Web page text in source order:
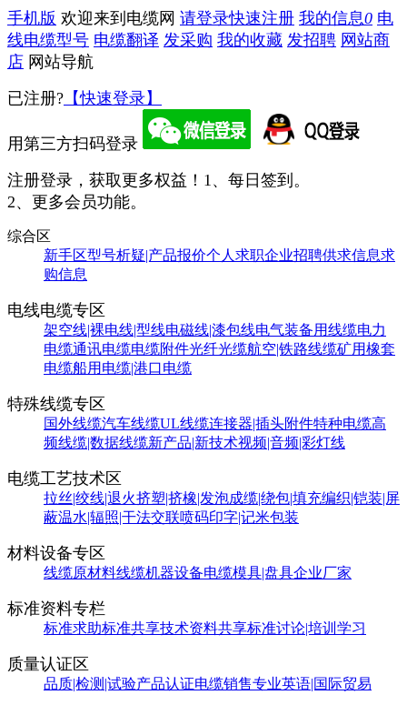
手机版 欢迎来到电缆网 请登录快速注册 我的信息0 电
线电缆型号 电缆翻译 发采购 我的收藏 发招聘 网站商
店 网站导航
已注册? 【快速登录】
用第三方扫码登录
注册登录，获取更多权益！ 1、每日签到。
2、更多会员功能。
综合区
新手区型号析疑|产品报价个人求职企业招聘供求信息求
购信息
电线电缆专区
架空线|裸电线|型线电磁线|漆包线电气装备用线缆电力
电缆通讯电缆电缆附件光纤光缆航空|铁路线缆矿用橡套
电缆船用电缆|港口电缆
特殊线缆专区
国外线缆汽车线缆UL线缆连接器|插头附件特种电缆高
频线缆|数据线缆新产品|新技术视频|音频|彩灯线
电缆工艺技术区
拉丝|绞线|退火挤塑|挤橡|发泡成缆|绕包|填充编织|铠装|屏
蔽温水|辐照|干法交联喷码印字|记米包装
材料设备专区
线缆原材料线缆机器设备电缆模具|盘具企业厂家
标准资料专栏
标准求助标准共享技术资料共享标准讨论|培训学习
质量认证区
品质|检测|试验产品认证电缆销售专业英语|国际贸易